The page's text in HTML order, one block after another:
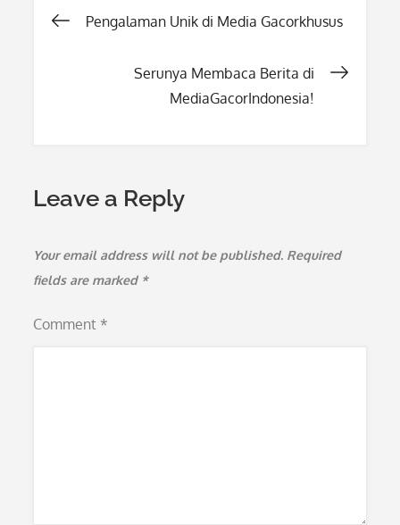
Post
navigation
Pengalaman Unik di Media Gacorkhusus
Serunya Membaca Berita di
MediaGacorIndonesia!
Leave a Reply
Your email address will not be published. Required
fields are marked *
Comment *